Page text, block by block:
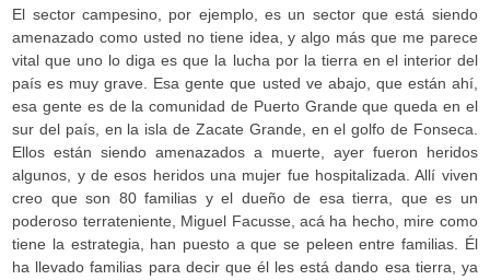
El sector campesino, por ejemplo, es un sector que está siendo
amenazado como usted no tiene idea, y algo más que me parece
vital que uno lo diga es que la lucha por la tierra en el interior del
país es muy grave. Esa gente que usted ve abajo, que están ahí,
esa gente es de la comunidad de Puerto Grande que queda en el
sur del país, en la isla de Zacate Grande, en el golfo de Fonseca.
Ellos están siendo amenazados a muerte, ayer fueron heridos
algunos, y de esos heridos una mujer fue hospitalizada. Allí viven
creo que son 80 familias y el dueño de esa tierra, que es un
poderoso terrateniente, Miguel Facusse, acá ha hecho, mire como
tiene la estrategia, han puesto a que se peleen entre familias. Él
ha llevado familias para decir que él les está dando esa tierra, ya